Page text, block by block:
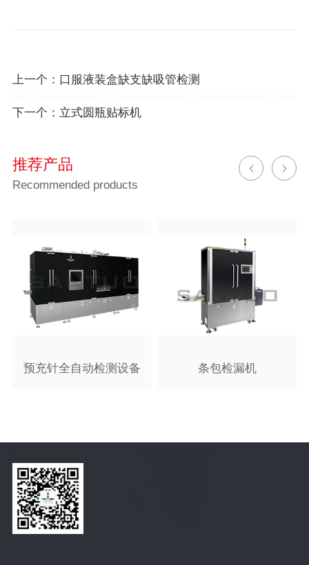
上一个： 口服液装盒缺支缺吸管检测
下一个： 立式圆瓶贴标机
推荐产品
Recommended products
预充针全自动检测设备 条包检漏机